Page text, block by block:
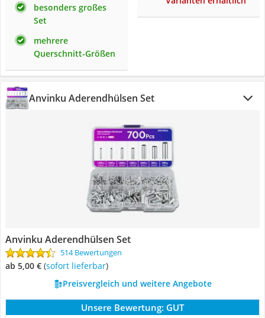
besonders großes
Set
mehrere
Querschnitt-Größen
Anvinku Aderendhülsen Set
Anvinku Aderendhülsen Set
514 Bewertungen
ab 5,00 € ( Sofort lieferbar)
Preisvergleich und weitere Angebote
Unsere Bewertung: GUT